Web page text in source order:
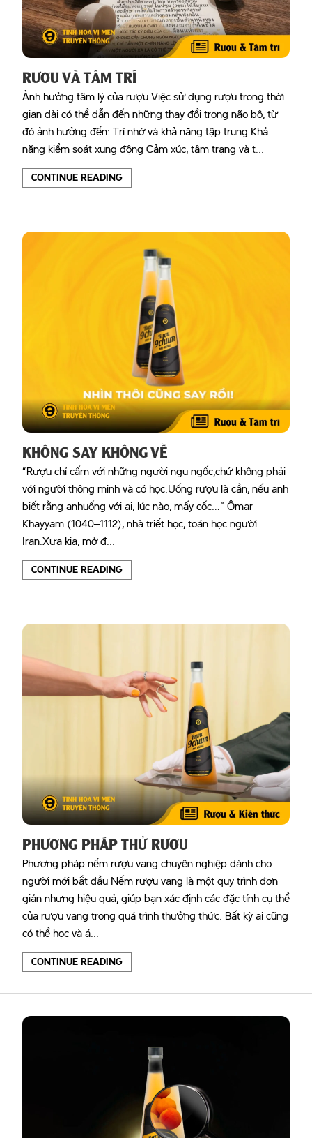
RƯỢU VÀ TÂM TRÍ
Ảnh hưởng tâm lý của rượu Việc sử dụng rượu trong thời
gian dài có thể dẫn đến những thay đổi trong não bộ, từ
đó ảnh hưởng đến: Trí nhớ và khả năng tập trung Khả
năng kiểm soát xung động Cảm xúc, tâm trạng và t...
CONTINUE READING
KHÔNG SAY KHÔNG VỀ
“Rượu chỉ cấm với những người ngu ngốc,chứ không phải
với người thông minh và có học.Uống rượu là cần, nếu anh
biết rằng anhuống với ai, lúc nào, mấy cốc…” Ômar
Khayyam (1040–1112), nhà triết học, toán học người
Iran.Xưa kia, mở đ...
CONTINUE READING
PHƯƠNG PHÁP THỬ RƯỢU
Phương pháp nếm rượu vang chuyên nghiệp dành cho
người mới bắt đầu Nếm rượu vang là một quy trình đơn
giản nhưng hiệu quả, giúp bạn xác định các đặc tính cụ thể
của rượu vang trong quá trình thưởng thức. Bất kỳ ai cũng
có thể học và á...
CONTINUE READING